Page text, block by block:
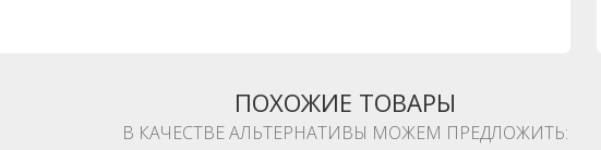
ПОХОЖИЕ ТОВАРЫ
В КАЧЕСТВЕ АЛЬТЕРНАТИВЫ МОЖЕМ ПРЕДЛОЖИТЬ: